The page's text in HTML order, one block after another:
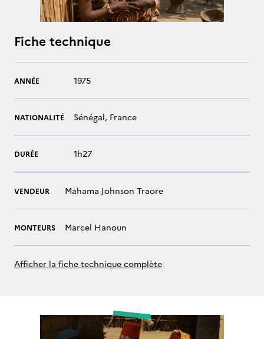
Fiche technique
ANNÉE 1975
NATIONALITÉ Sénégal, France
DURÉE 1h27
VENDEUR Mahama Johnson Traore
MONTEURS Marcel Hanoun
Afficher la fiche technique complète